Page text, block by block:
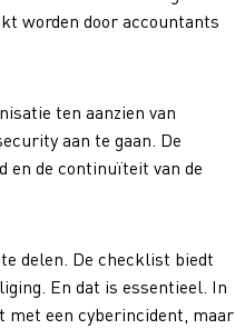
worden door accountants
ten aanzien van
aan te gaan. De
en de continuïteit van de
delen. De checklist biedt
En dat is essentieel. In
met een cyberincident, maar